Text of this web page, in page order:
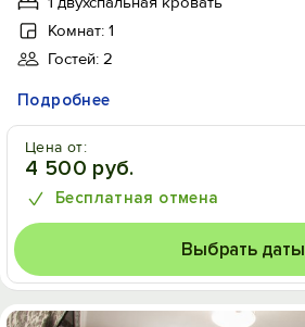
Комнат: 1
Гостей: 2
Подробнее
Цена от:
4 500 руб.
Бесплатная отмена
Выбрать даты